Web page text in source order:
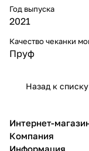
Год выпуска
2021
Качество чеканки
Пруф
Назад к списку
Интернет-
Компания
Информация